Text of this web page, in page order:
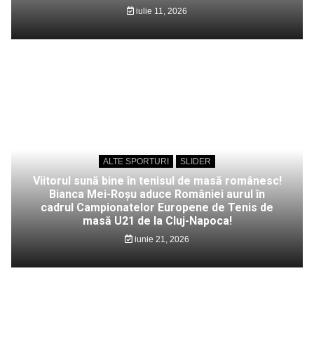
iulie 11, 2026
ALTE SPORTURI SLIDER
Viitorul sună bine în tenisul de masă românesc!
Bianca Mei-Roșu aduce României aurul în
cadrul Campionatelor Europene de Tenis de
masă U21 de la Cluj-Napoca!
iunie 21, 2026